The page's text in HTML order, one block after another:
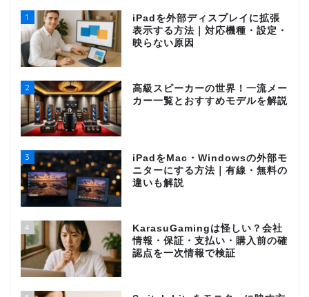
1
iPadを外部ディスプレイに拡張
表示する方法｜対応機種・設定・
映らない原因
2
高級スピーカーの世界！一流メー
カー一覧とおすすめモデルを解説
3
iPadをMac・Windowsの外部モ
ニターにする方法｜有線・無料の
違いも解説
4
KarasuGamingは怪しい？会社
情報・保証・支払い・購入前の確
認点を一次情報で検証